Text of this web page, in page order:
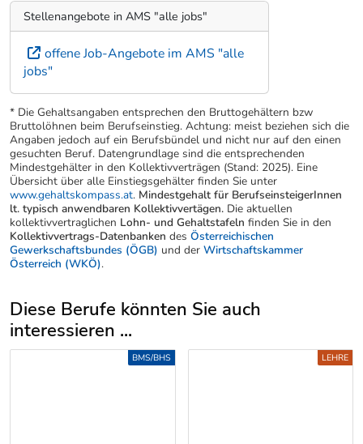
Stellenangebote in AMS "alle jobs"
offene Job-Angebote im AMS "alle
jobs"
* Die Gehaltsangaben entsprechen den Bruttogehältern bzw
Bruttolöhnen beim Berufseinstieg. Achtung: meist beziehen sich die
Angaben jedoch auf ein Berufsbündel und nicht nur auf den einen
gesuchten Beruf. Datengrundlage sind die entsprechenden
Mindestgehälter in den Kollektivverträgen (Stand: 2025). Eine
Übersicht über alle Einstiegsgehälter finden Sie unter
www.gehaltskompass.at. Mindestgehalt für BerufseinsteigerInnen
lt. typisch anwendbaren Kollektivvertägen. Die aktuellen
kollektivvertraglichen Lohn- und Gehaltstafeln finden Sie in den
Kollektivvertrags-Datenbanken des Österreichischen
Gewerkschaftsbundes (ÖGB) und der Wirtschaftskammer
Österreich (WKÖ).
Diese Berufe könnten Sie auch
interessieren ...
Uber weitere Berufsvorschläge
BMS/BHS LEHRE